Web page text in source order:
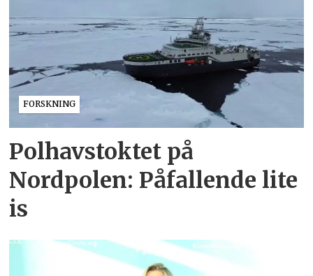
FORSKNING
Polhavstoktet på
Nordpolen: Påfallende lite
is